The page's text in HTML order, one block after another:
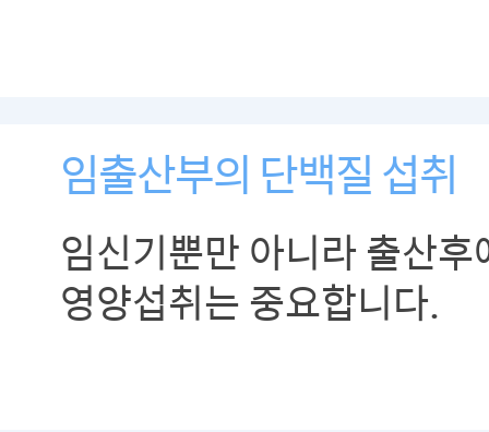
임출산부의 단백질 섭취
임신기뿐만 아니라 출산
영양섭취는 중요합니다.